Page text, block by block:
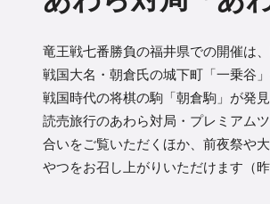
竜王戦七番勝負の福井県での開催は
戦国大名・朝倉氏の城下町「一乗谷
戦国時代の将棋の駒「朝倉駒」が発
読売旅行のあわら対局・プレミアム
合いをご覧いただくほか、前夜祭や
やつをお召し上がりいただけます（